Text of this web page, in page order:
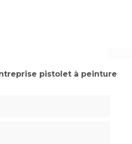
pistolet à peinture